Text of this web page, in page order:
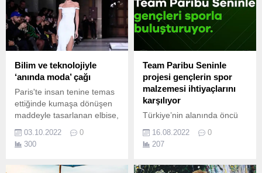
platformlarda yaptığı
hareketlere ve ses
kayıtlarına göre göre
belirleniyor.
Bilim ve teknolojiyle
‘anında moda’ çağı
Paris'te insan tenine temas
ettiğinde kumaşa dönüşen
maddeyle tasarlanan elbise,
Bella Hadid'in üzerine
enjekte edildi.
03.10.2022
0
300
Team Paribu Seninle
projesi gençlerin spor
malzemesi ihtiyaçlarını
karşılıyor
Türkiye’nin alanında öncü
kripto varlık işlem platformu
Paribu, sporun yarınını
16.08.2022
0
207